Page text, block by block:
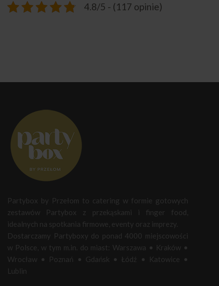
4.8/5 - (117 opinie)
Partybox by Przełom to catering w formie gotowych
zestawów Partybox z przekąskami i finger food,
idealnych na spotkania firmowe, eventy oraz imprezy.
Dostarczamy Partyboxy do ponad 4000 miejscowości
w Polsce, w tym m.in. do miast: Warszawa • Kraków •
Wrocław • Poznań • Gdańsk • Łódź • Katowice •
Lublin